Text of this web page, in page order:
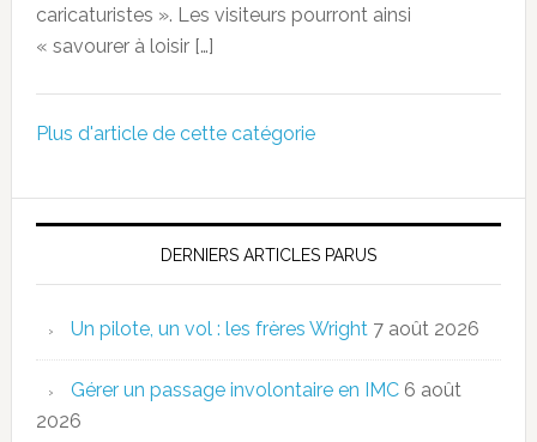
caricaturistes ». Les visiteurs pourront ainsi
« savourer à loisir […]
Plus d'article de cette catégorie
DERNIERS ARTICLES PARUS
Un pilote, un vol : les frères Wright 7 août 2026
Gérer un passage involontaire en IMC 6 août
2026